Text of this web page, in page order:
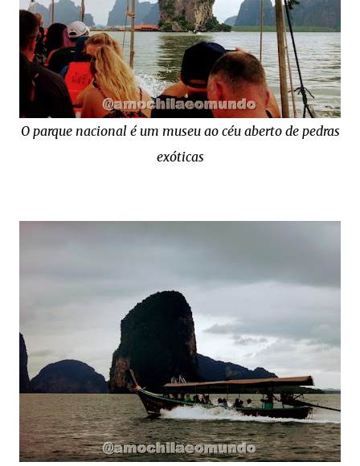
O parque nacional é um museu ao céu aberto de pedras
exóticas